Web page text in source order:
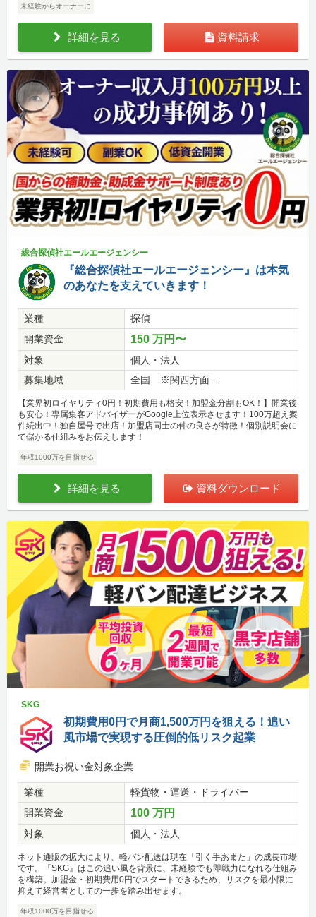
未経験からオーナーに
詳細を見る 資料請求
総合探偵社エールエージェンシー
『総合探偵社エールエージェンシー』は本気
のあなたを支えていきます！
業種
探偵
開業資金
150 万円〜
対象
個人・法人
募集地域
全国 ※関西方面...
【業界初ロイヤリティ0円！初期費用も格安！加盟金分割もOK！】開業後
も安心！専属集客アドバイザーがGoogle上位表示させます！100万超え案
件続出中！独自屋号で出店！加盟店同士の仲の良さが特徴！個別説明会に
て儲かる仕組みをお伝えします！
年収1000万を目指せる
詳細を見る 資料ダウンロード
SKG
初期費用0円で月商1,500万円を狙える！追い
風市場で実現する圧倒的低リスク起業
開業お祝い金対象企業
業種
軽貨物・運送・ドライバー
開業資金
100 万円
対象 個人・法人
ネット通販の拡大により、軽バン配送は現在「引く手あまた」の成長市場
です。『SKG』はこの追い風を背景に、未経験でも即戦力になれる仕組み
を構築。加盟金・初期費用0円でスタートできるため、リスクを最小限に
抑えて経営者としての一歩を踏み出せます。
年収1000万を目指せる